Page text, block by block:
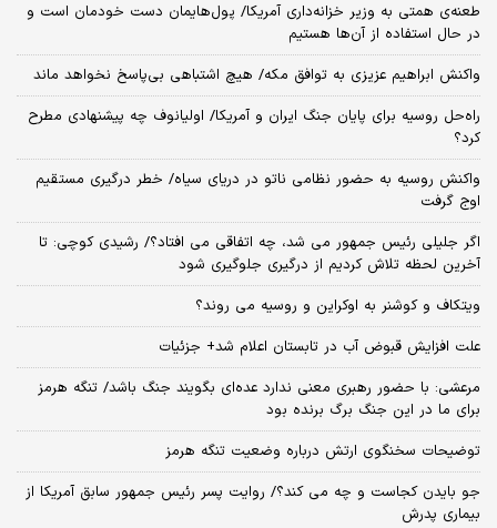
طعنه‌ی‌ همتی به وزیر خزانه‌داری آمریکا/ پول‌هایمان دست خودمان است و
در حال استفاده از آن‌ها هستیم
واکنش ابراهیم عزیزی به توافق مکه/ هیچ اشتباهی بی‌پاسخ نخواهد ماند
راه‌حل روسیه برای پایان جنگ ایران و آمریکا/ اولیانوف چه پیشنهادی مطرح
کرد؟
واکنش روسیه به حضور نظامی ناتو در دریای سیاه/ خطر درگیری مستقیم
اوج گرفت
اگر جلیلی رئیس جمهور می شد، چه اتفاقی می افتاد؟/ رشیدی کوچی: تا
آخرین لحظه تلاش کردیم از درگیری جلوگیری شود
ویتکاف و کوشنر به اوکراین و روسیه می روند؟
علت افزایش قبوض آب در تابستان اعلام شد+ جزئیات
مرعشی: با حضور رهبری معنی ندارد عده‌ای بگویند جنگ باشد/ تنگه هرمز
برای ما در این جنگ برگ برنده بود
توضیحات سخنگوی ارتش درباره وضعیت تنگه هرمز
جو بایدن کجاست و چه می کند؟/ روایت پسر رئیس جمهور سابق آمریکا از
بیماری پدرش